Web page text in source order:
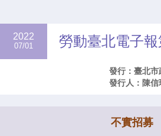
2022
07/01 勞動臺北電子報
發行：臺北市
發行人：陳
不實招募